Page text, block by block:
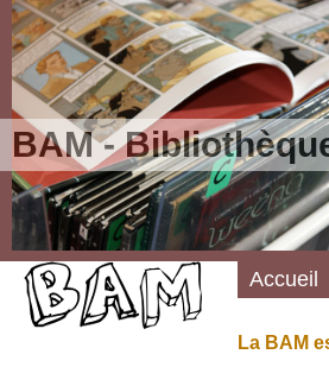
BAM -
La BAM
Accueil